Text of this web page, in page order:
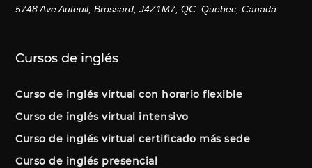
5748 Ave Auteuil, Brossard, J4Z1M7, QC. Quebec, Canadá.
Cursos de inglés
Curso de inglés virtual con horario flexible
Curso de inglés virtual intensivo
Curso de inglés virtual certificado más sede
Curso de inglés presencial